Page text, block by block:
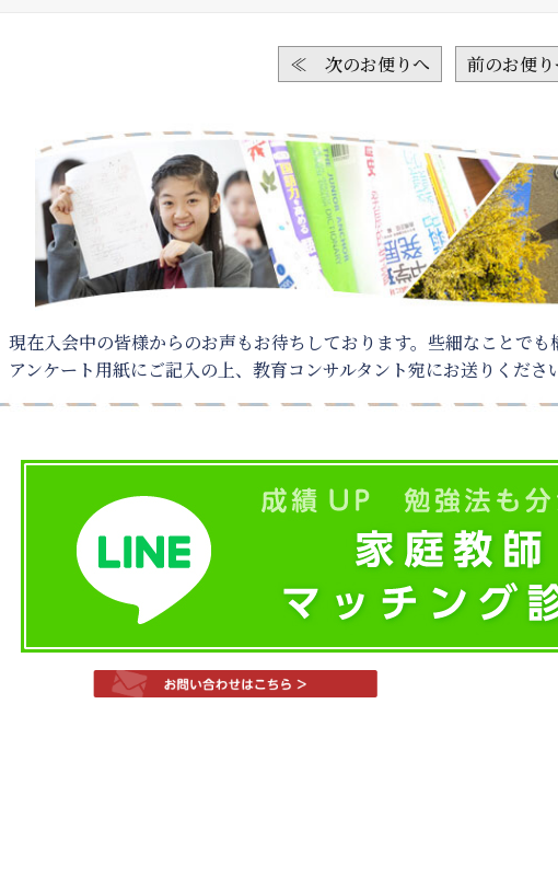
≪ 次のお便りへ 前のお便
現在入会中の皆様からのお声もお待ちしております。些細なことでも
アンケート用紙にご記入の上、教育コンサルタント宛にお送りくださ